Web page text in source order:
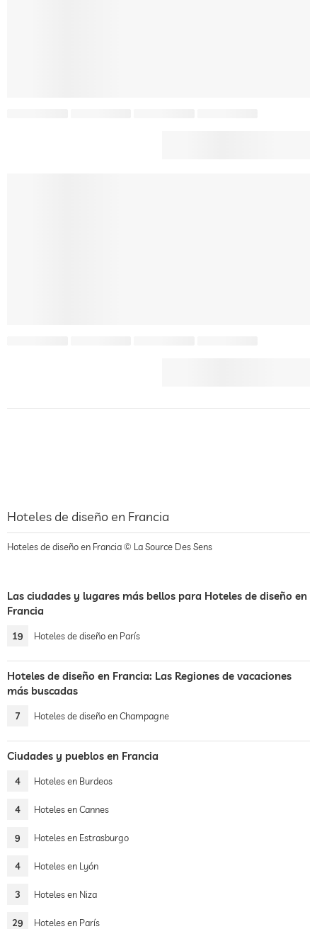
Hoteles de diseño en Francia
Hoteles de diseño en Francia © La Source Des Sens
Las ciudades y lugares más bellos para Hoteles de diseño en
Francia
19 Hoteles de diseño en París
Hoteles de diseño en Francia: Las Regiones de vacaciones
más buscadas
7 Hoteles de diseño en Champagne
Ciudades y pueblos en Francia
4 Hoteles en Burdeos
4 Hoteles en Cannes
9 Hoteles en Estrasburgo
4 Hoteles en Lyón
3 Hoteles en Niza
29 Hoteles en París